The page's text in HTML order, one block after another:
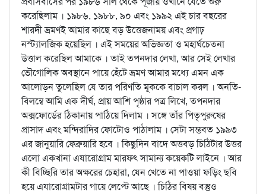
করেছিলাম । ১৯৮৬, ১৯৮৮, ৯০ এবং ১৯৯২ এই চার বছরের
শারদী ভ্রমণই আমার কাছে বড় উত্তেজনাময় এবং প্রগাঢ়
নস্ট্যালজিক হয়েছিল । এই সময়ের অভিজ্ঞতা ও মহার্ঘচেতনা
উত্তাল করেছিল আমাকে । তাই তপনদার লেখা, আর সেই লেখার
ভৌগোলিক অবস্থানে পায়ে হেঁটে ভ্রমণ আমার মধ্যে এমন এক
আলোড়ন তুলেছিল যে তার পরিণতি মূককে বাচাল করল । অনতি-
বিলম্বে আমি এক দীর্ঘ, প্রায় আশি পৃষ্ঠার পত্র লিখে, তপনদার
অক্সফোর্ডের ঠিকানায় পাঠিয়ে দিলাম । সঙ্গে তাঁর পিতৃপুরুষের
প্রাসাদ এবং মন্দিরাদির ফোটোও পাঠালাম । সেটা সম্ভবত ১৯৯৩
এর জানুয়ারি ফেব্রুয়ারি হবে । কিছুদিন বাদে অত্তবড় চিঠিটার উত্তর
এলো একখানা এযারোগ্রাম মারফৎ সামান্য কয়েকটি লাইনে । আর
কী বিচ্ছিরি তার অক্ষরের চেহারা, যেন খেতে না পাওয়া ফড়িং ছবি
হয়ে এযারোগ্রামটার গায়ে লেপ্টে আছে । চিঠির বিষয় বস্তুও